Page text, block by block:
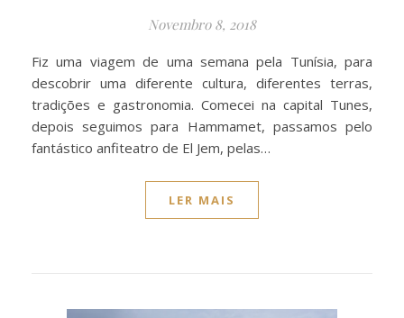
Novembro 8, 2018
Fiz uma viagem de uma semana pela Tunísia, para
descobrir uma diferente cultura, diferentes terras,
tradições e gastronomia. Comecei na capital Tunes,
depois seguimos para Hammamet, passamos pelo
fantástico anfiteatro de El Jem, pelas…
LER MAIS